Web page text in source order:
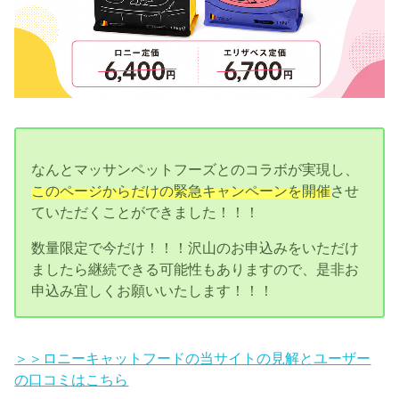
なんとマッサンペットフーズとのコラボが実現し、
このページからだけの緊急キャンペーンを開催させ
ていただくことができました！！！
数量限定で今だけ！！！沢山のお申込みをいただけ
ましたら継続できる可能性もありますので、是非お
申込み宜しくお願いいたします！！！
＞＞ロニーキャットフードの当サイトの見解とユーザー
の口コミはこちら